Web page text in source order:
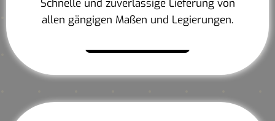
Schnelle und zuverlässige Lieferung von
allen gängigen Maßen und Legierungen.